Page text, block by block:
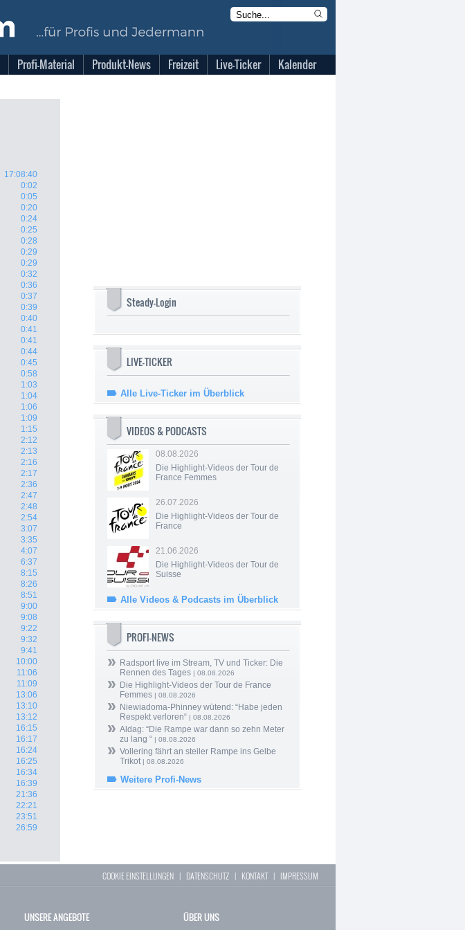
Profi-Material Produkt-News Freizeit Live-Ticker Kalender
17:08:40
0:02
0:05
0:20
0:24
0:25
0:28
0:29
0:29
0:32
0:36
0:37
0:39
0:40
0:41
0:41
0:44
0:45
0:58
1:03
1:04
1:06
1:09
1:15
2:12
2:13
2:16
2:17
2:36
2:47
2:48
2:54
3:07
3:35
4:07
6:37
8:15
8:26
8:51
9:00
9:08
9:22
9:32
9:41
10:00
11:06
11:09
13:06
13:10
13:12
16:15
16:17
16:24
16:25
16:34
16:39
21:36
22:21
23:51
26:59
Steady-Login
LIVE-TICKER
Alle Live-Ticker im Überblick
VIDEOS & PODCASTS
08.08.2026
Die Highlight-Videos der Tour de
France Femmes
26.07.2026
Die Highlight-Videos der Tour de
France
21.06.2026
Die Highlight-Videos der Tour de
Suisse
Alle Videos & Podcasts im Überblick
PROFI-NEWS
Radsport live im Stream, TV und Ticker: Die
Rennen des Tages | 08.08.2026
Die Highlight-Videos der Tour de France
Femmes | 08.08.2026
Niewiadoma-Phinney wütend: “Habe jeden
Respekt verloren“ | 08.08.2026
Aldag: “Die Rampe war dann so zehn Meter
zu lang “ | 08.08.2026
Vollering fährt an steiler Rampe ins Gelbe
Trikot| 08.08.2026
Weitere Profi-News
COOKIE EINSTELLUNGEN | DATENSCHUTZ | KONTAKT| IMPRESSUM
UNSERE ANGEBOTE ÜBER UNS